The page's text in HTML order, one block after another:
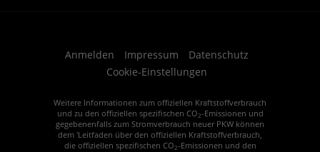
Anmelden Impressum
Datenschutz
Cookie-Einstellungen
Weitere Informationen zum offiziellen Kraftstoffverbrauch
und zu den offiziellen spezifischen CO2-Emissionen und
gegebenenfalls zum Stromverbrauch neuer PKW können
dem 'Leitfaden über den offiziellen Kraftstoffverbrauch,
die offiziellen spezifischen CO2-Emissionen und den